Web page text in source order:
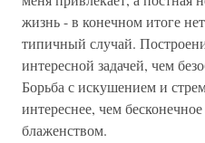
жизнь - в конечном итоге
типичный случай.
интересной задачей, чем
Борьба с искушением и
интереснее, чем
блаженством.